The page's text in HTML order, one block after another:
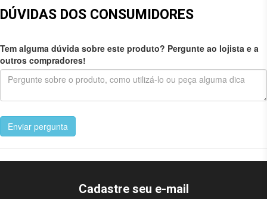
DÚVIDAS DOS CONSUMIDORES
Tem alguma dúvida sobre este produto? Pergunte ao lojista e a
outros compradores!
Enviar pergunta
Cadastre seu e-mail